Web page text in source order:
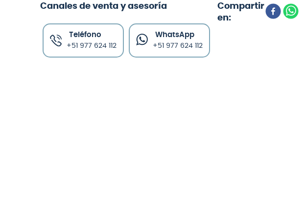
Canales de venta y asesoría
Teléfono
+51 977 624 112
WhatsApp
+51 977 624 112